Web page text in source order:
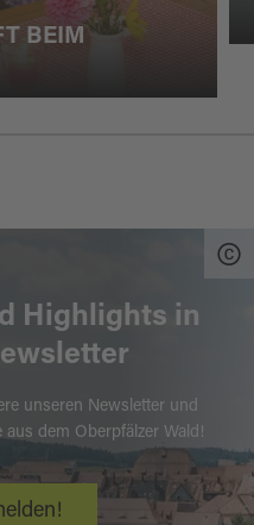
BEIM
Highlights in
unseren Newsletter und
dem Oberpfälzer Wald!